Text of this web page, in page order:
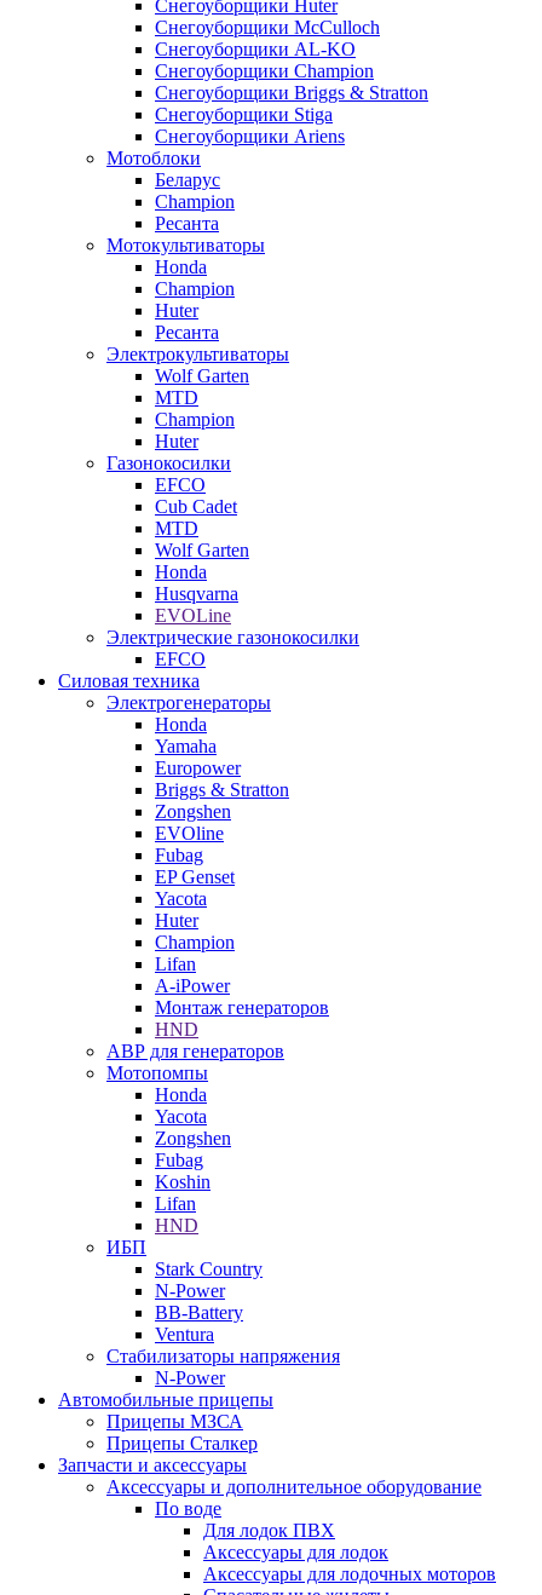
Снегоуборщики Huter
Снегоуборщики McCulloch
Снегоуборщики AL-KO
Снегоуборщики Champion
Снегоуборщики Briggs & Stratton
Снегоуборщики Stiga
Снегоуборщики Ariens
Мотоблоки
Беларус
Champion
Ресанта
Мотокультиваторы
Honda
Champion
Huter
Ресанта
Электрокультиваторы
Wolf Garten
MTD
Champion
Huter
Газонокосилки
EFCO
Cub Cadet
MTD
Wolf Garten
Honda
Husqvarna
EVOLine
Электрические газонокосилки
EFCO
Силовая техника
Электрогенераторы
Honda
Yamaha
Europower
Briggs & Stratton
Zongshen
EVOline
Fubag
EP Genset
Yacota
Huter
Champion
Lifan
A-iPower
Монтаж генераторов
HND
АВР для генераторов
Мотопомпы
Honda
Yacota
Zongshen
Fubag
Koshin
Lifan
HND
ИБП
Stark Country
N-Power
BB-Battery
Ventura
Стабилизаторы напряжения
N-Power
Автомобильные прицепы
Прицепы МЗСА
Прицепы Сталкер
Запчасти и аксессуары
Аксессуары и дополнительное оборудование
По воде
Для лодок ПВХ
Аксессуары для лодок
Аксессуары для лодочных моторов